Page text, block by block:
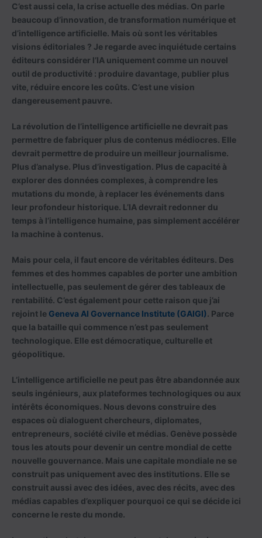
C’est aussi cela, la crise actuelle des médias. On parle
beaucoup d’innovation, de transformation numérique et
d’intelligence artificielle. Mais où sont les véritables
visions éditoriales ? Je regarde avec inquiétude certains
éditeurs considérer l’IA uniquement comme un nouvel
outil de productivité : produire davantage, publier plus
vite, réduire encore les coûts. C’est une vision
dangereusement pauvre.
La révolution de l’intelligence artificielle ne devrait pas
permettre de fabriquer plus de contenus médiocres. Elle
devrait permettre de produire un meilleur journalisme.
Plus d’analyse. Plus d’investigation. Plus de capacité à
explorer des données complexes, à comprendre les
mutations du monde, à replacer les événements dans
leur profondeur historique. L’IA devrait redonner du
temps à l’intelligence humaine, pas simplement accélérer
la machine à contenus.
Mais pour cela, il faut encore de véritables éditeurs. Des
femmes et des hommes capables de porter une ambition
intellectuelle, pas seulement de gérer des tableaux de
rentabilité. C’est également pour cette raison que j’ai
rejoint le Geneva AI Governance Institute (GAIGI). Parce
que la bataille qui commence n’est pas seulement
technologique. Elle est démocratique, culturelle et
géopolitique.
L’intelligence artificielle ne peut pas être abandonnée aux
seuls ingénieurs, aux plateformes technologiques ou aux
intérêts économiques. Nous devons construire des
espaces où dialoguent chercheurs, diplomates,
entrepreneurs, société civile et médias. Genève possède
tous les atouts pour devenir un centre mondial de cette
nouvelle gouvernance. Mais une capitale mondiale ne se
construit pas uniquement avec des institutions. Elle se
construit aussi avec des idées, avec des récits, avec des
médias capables d’expliquer pourquoi ce qui se décide ici
concerne le reste du monde.